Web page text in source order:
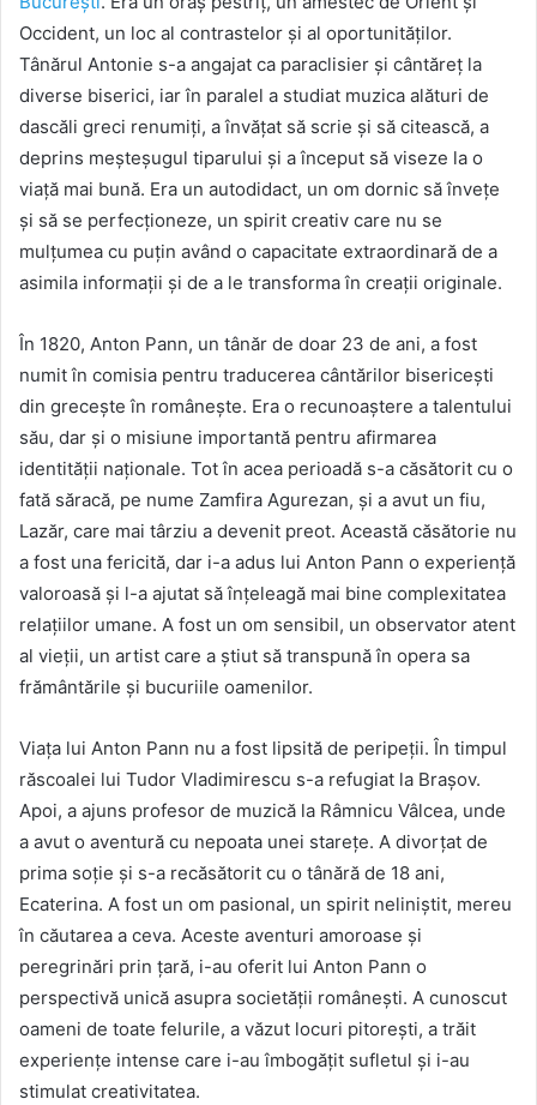
Occident, un loc al contrastelor și al oportunităților.
Tânărul Antonie s-a angajat ca paraclisier și cântăreț la
diverse biserici, iar în paralel a studiat muzica alături de
dascăli greci renumiți, a învățat să scrie și să citească, a
deprins meșteșugul tiparului și a început să viseze la o
viață mai bună. Era un autodidact, un om dornic să învețe
și să se perfecționeze, un spirit creativ care nu se
mulțumea cu puțin având o capacitate extraordinară de a
asimila informații și de a le transforma în creații originale.
În 1820, Anton Pann, un tânăr de doar 23 de ani, a fost
numit în comisia pentru traducerea cântărilor bisericești
din grecește în românește. Era o recunoaștere a talentului
său, dar și o misiune importantă pentru afirmarea
identității naționale. Tot în acea perioadă s-a căsătorit cu o
fată săracă, pe nume Zamfira Agurezan, și a avut un fiu,
Lazăr, care mai târziu a devenit preot. Această căsătorie nu
a fost una fericită, dar i-a adus lui Anton Pann o experiență
valoroasă și l-a ajutat să înțeleagă mai bine complexitatea
relațiilor umane. A fost un om sensibil, un observator atent
al vieții, un artist care a știut să transpună în opera sa
frământările și bucuriile oamenilor.
Viața lui Anton Pann nu a fost lipsită de peripeții. În timpul
răscoalei lui Tudor Vladimirescu s-a refugiat la Brașov.
Apoi, a ajuns profesor de muzică la Râmnicu Vâlcea, unde
a avut o aventură cu nepoata unei starețe. A divorțat de
prima soție și s-a recăsătorit cu o tânără de 18 ani,
Ecaterina. A fost un om pasional, un spirit neliniștit, mereu
în căutarea a ceva. Aceste aventuri amoroase și
peregrinări prin țară, i-au oferit lui Anton Pann o
perspectivă unică asupra societății românești. A cunoscut
oameni de toate felurile, a văzut locuri pitorești, a trăit
experiențe intense care i-au îmbogățit sufletul și i-au
stimulat creativitatea.